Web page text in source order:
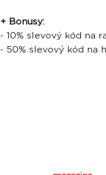
+ Bonusy:
- 10% slevový kód na
- 50% slevový kód na